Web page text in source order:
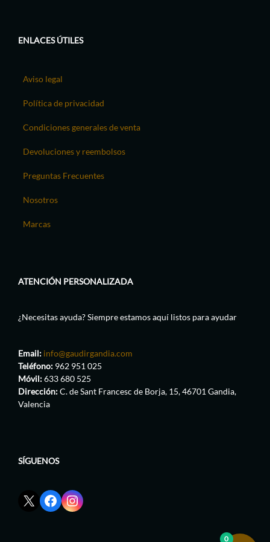
ENLACES ÚTILES
Aviso legal
Política de privacidad
Condiciones generales de venta
Devoluciones y reembolsos
Preguntas Frecuentes
Nosotros
Marcas
ATENCIÓN PERSONALIZADA
¿Necesitas ayuda? Siempre estamos aquí listos para ayudar
Email: info@gaudirgandia.com
Teléfono: 962 951 025
Móvil:633 680 525
Dirección:C. de Sant Francesc de Borja, 15, 46701 Gandia,
Valencia
SÍGUENOS
Enlace
red
Enlace
de
Enlace
0